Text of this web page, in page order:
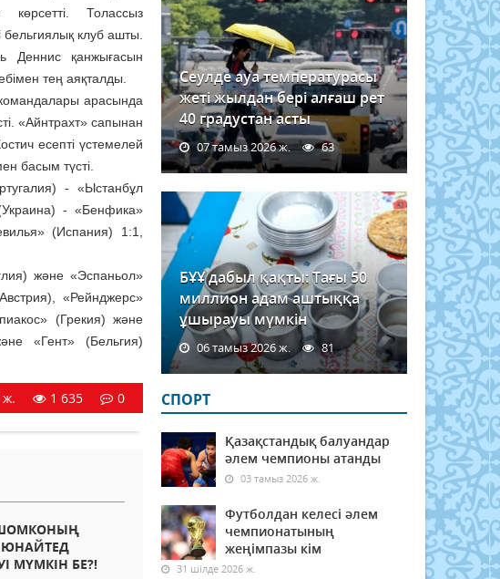
Толассыз
клуб ашты.
Деннис қанжығасын
тең аяқталды.
арасында
«Айнтрахт» сапынан
есепті үстемелей
басым түсті.
- «Ыстанбұл
- «Бенфика»
(Испания) 1:1,
және «Эспаньол»
«Рейнджерс»
(Грекия) және
«Гент» (Бельгия)
ж. 1 635 0
ЮНАЙТЕД
МҮМКІН БЕ?!
Сеулде ауа температурасы
жеті жылдан бері алғаш рет
40 градустан асты
07 тамыз 2026 ж. 63
БҰҰ дабыл қақты: Тағы 50
миллион адам аштыққа
ұшырауы мүмкін
06 тамыз 2026 ж. 81
СПОРТ
Қазақстандық балуандар
әлем чемпионы атанды
03 тамыз 2026 ж.
Футболдан келесі әлем
чемпионатының
жеңімпазы кім
31 шілде 2026 ж.